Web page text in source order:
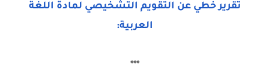
تقرير خطي عن التقويم التشخيصي لمادة اللغة
العربية:
***